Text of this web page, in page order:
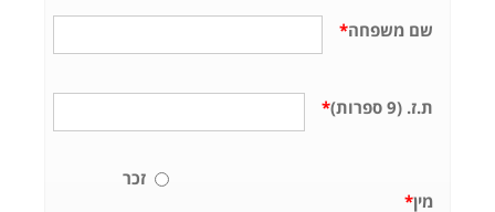
*שם משפחה
* ת.ז. (9 ספרות)
*מין
זכר